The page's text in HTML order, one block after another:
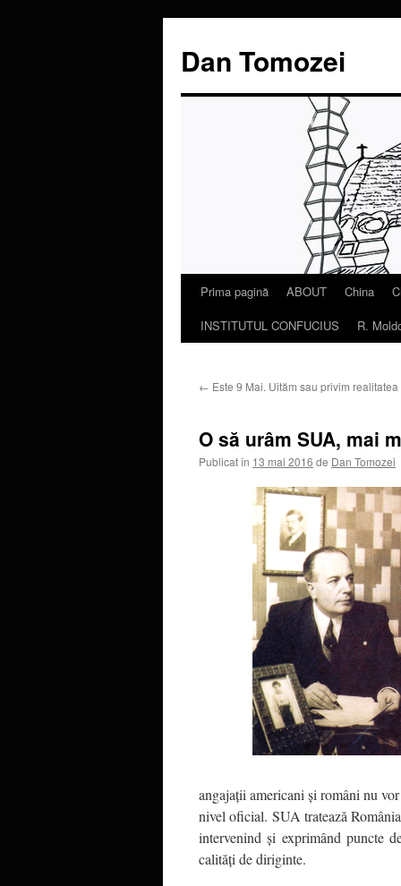
Dan Tomozei
SariPrima pagină ABOUT China
INSTITUTUL CONFUCIUS
R.
← Este 9 Mai. Uităm sau privim realitatea
O să urâm SUA, mai
Publicat în 13 mai 2016 de Dan Tomozei
angajații americani și români nu
nivel oficial. SUA tratează
intervenind și exprimând puncte
calități de diriginte.